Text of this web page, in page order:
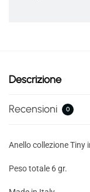
Descrizione
Recensioni 0
Anello collezione
Peso totale 6 gr.